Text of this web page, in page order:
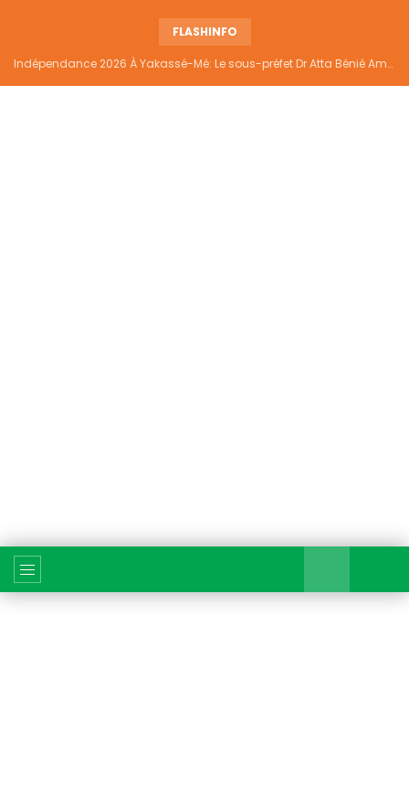
FLASHINFO
Indépendance 2026 À Yakassé-Mé: Le sous-préfet Dr Atta Bénié Amédé appelle à l’unité, à la sécurité et au développement